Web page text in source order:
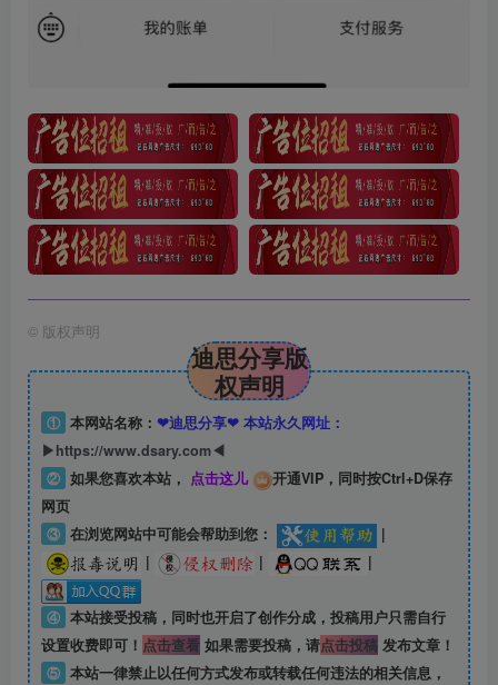
© 版权声明
迪思分享版
权声明
① 本网站名称： ❤迪思分享❤ 本站永久网址：
▶https://www.dsary.com◀
② 如果您喜欢本站， 点击这儿
开通VIP，同时按Ctrl+D保存
网页
③ 在浏览网站中可能会帮助到您：
|
|
| |
④ 本站接受投稿，同时也开启了创作分成，投稿用户只需自行
设置收费即可！ 点击查看如果需要投稿，请点击投稿发布文章！
⑤ 本站一律禁止以任何方式发布或转载任何违法的相关信息，